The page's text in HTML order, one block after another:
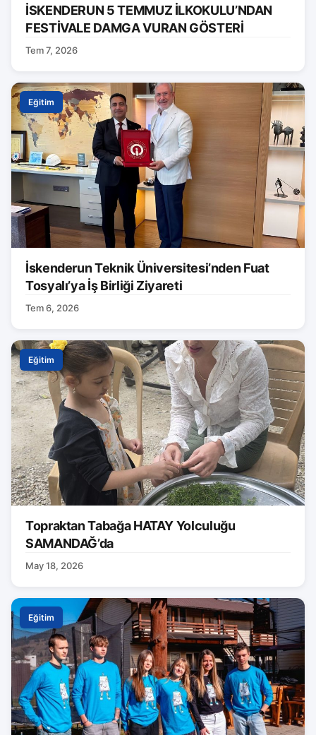
İSKENDERUN 5 TEMMUZ İLKOKULU’NDAN
FESTİVALE DAMGA VURAN GÖSTERİ
Tem 7, 2026
Eğitim
İskenderun Teknik Üniversitesi’nden Fuat
Tosyalı’ya İş Birliği Ziyareti
Tem 6, 2026
Eğitim
Topraktan Tabağa HATAY Yolculuğu
SAMANDAĞ’da
May 18, 2026
Eğitim